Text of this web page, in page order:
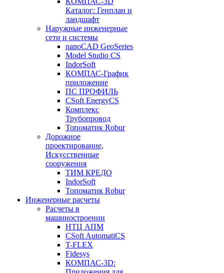
Каталог: Генплан и
ландшафт
Наружные инженерные
сети и системы
nanoCAD GeoSeries
Model Studio CS
IndorSoft
КОМПАС-График
приложение
ПС ПРОФИЛЬ
CSoft EnergyCS
Комплекс
Трубопровод
Топоматик Robur
Дорожное
проектирование,
Искусственные
сооружения
ТИМ КРЕДО
IndorSoft
Топоматик Robur
Инженерные расчеты
Расчеты в
машиностроении
НТЦ АПМ
CSoft AutomatiCS
T-FLEX
Fidesys
КОМПАС-3D: